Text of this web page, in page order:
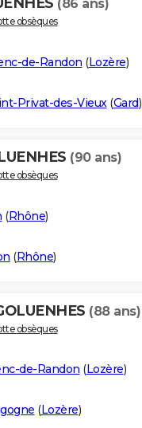
(86 ans)
obsèques
de-Randon (Lozère)
Privat-des-Vieux(Gard)
(90 ans)
obsèques
(Rhône)
(Rhône)
(88 ans)
obsèques
de-Randon (Lozère)
(Lozère)